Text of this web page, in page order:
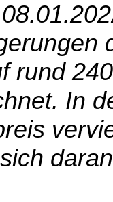
rund
In